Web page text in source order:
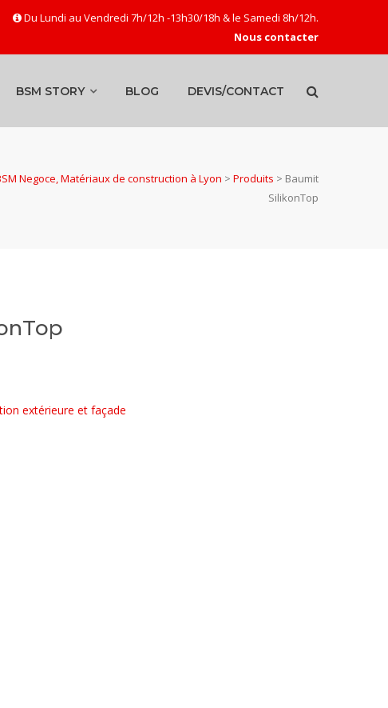
Du Lundi au Vendredi 7h/12h -13h30/18h & le Samedi 8h/12h.
Nous contacter
BSM STORY BLOG DEVIS/CONTACT
Negoce, Matériaux de construction à Lyon > Produits > Baumit
SilikonTop
extérieure et façade